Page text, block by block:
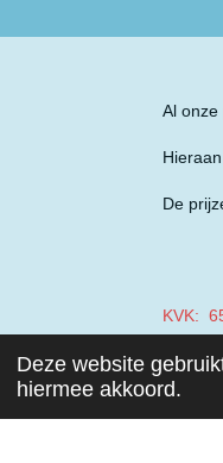
Deze website
hiermee akkoord.
Al onze
De
KVK:
BTW:
© 2019